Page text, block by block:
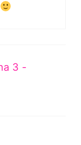
3 -